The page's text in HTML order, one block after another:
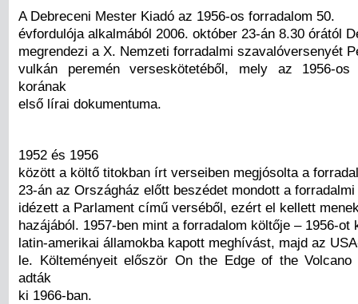
A Debreceni Mester Kiadó az 1956-os forradalom 50.
évfordulója alkalmából 2006. október 23-án 8.30 órától
megrendezi a X. Nemzeti forradalmi szavalóversenyét
vulkán peremén verseskötetéből, mely az 1956-os
korának
első lírai dokumentuma.
1952 és 1956
között a költő titokban írt verseiben megjósolta a
23-án az Országház előtt beszédet mondott a
idézett a Parlament című verséből, ezért el kellett
hazájából. 1957-ben mint a forradalom költője – 1956-ot
latin-amerikai államokba kapott meghívást, majd az
le. Költeményeit először On the Edge of the Volcano
adták
ki 1966-ban.